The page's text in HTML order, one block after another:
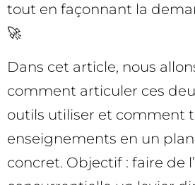
tout en façonnant la
🚀
Dans cet article, nous
comment articuler ces
outils utiliser et comment
enseignements en un plan
concret. Objectif : faire de